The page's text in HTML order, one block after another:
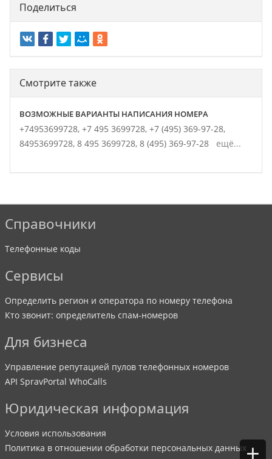
Поделиться
Смотрите также
ВОЗМОЖНЫЕ ВАРИАНТЫ НАПИСАНИЯ НОМЕРА
+74953699728, +7 495 3699728, +7 (495) 369-97-28,
84953699728, 8 495 3699728, 8 (495) 369-97-28 ещё...
Справочники
Телефонные коды
Сервисы
Определить регион и оператора по номеру телефона
Кто звонит: определитель спам-номеров
Для бизнеса
Управление репутацией пулов телефонных номеров
API SpravPortal WhoCalls
Юридическая информация
Условия использования
Политика в отношении обработки персональных данных